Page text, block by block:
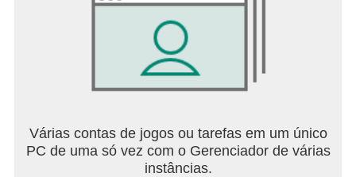
Várias contas de jogos ou tarefas em um único
PC de uma só vez com o Gerenciador de várias
instâncias.